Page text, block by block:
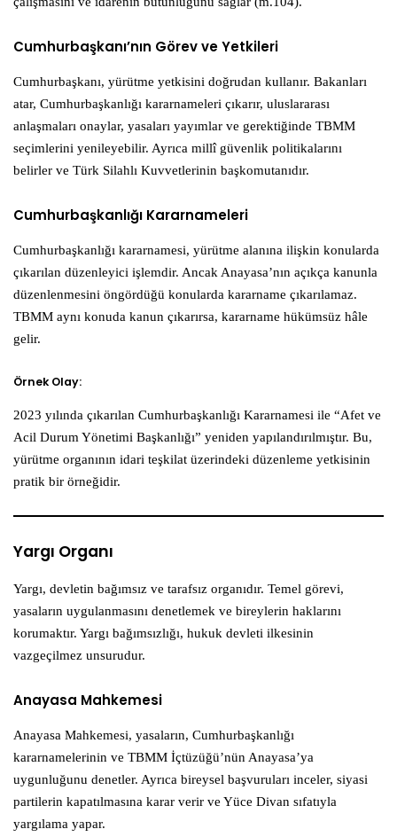
Cumhurbaşkanı’nın Görev ve Yetkileri
Cumhurbaşkanı, yürütme yetkisini doğrudan kullanır. Bakanları
atar, Cumhurbaşkanlığı kararnameleri çıkarır, uluslararası
anlaşmaları onaylar, yasaları yayımlar ve gerektiğinde TBMM
seçimlerini yenileyebilir. Ayrıca millî güvenlik politikalarını
belirler ve Türk Silahlı Kuvvetlerinin başkomutanıdır.
Cumhurbaşkanlığı Kararnameleri
Cumhurbaşkanlığı kararnamesi, yürütme alanına ilişkin konularda
çıkarılan düzenleyici işlemdir. Ancak Anayasa’nın açıkça kanunla
düzenlenmesini öngördüğü konularda kararname çıkarılamaz.
TBMM aynı konuda kanun çıkarırsa, kararname hükümsüz hâle
gelir.
Örnek Olay:
2023 yılında çıkarılan Cumhurbaşkanlığı Kararnamesi ile “Afet ve
Acil Durum Yönetimi Başkanlığı” yeniden yapılandırılmıştır. Bu,
yürütme organının idari teşkilat üzerindeki düzenleme yetkisinin
pratik bir örneğidir.
Yargı Organı
Yargı, devletin bağımsız ve tarafsız organıdır. Temel görevi,
yasaların uygulanmasını denetlemek ve bireylerin haklarını
korumaktır. Yargı bağımsızlığı, hukuk devleti ilkesinin
vazgeçilmez unsurudur.
Anayasa Mahkemesi
Anayasa Mahkemesi, yasaların, Cumhurbaşkanlığı
kararnamelerinin ve TBMM İçtüzüğü’nün Anayasa’ya
uygunluğunu denetler. Ayrıca bireysel başvuruları inceler, siyasi
partilerin kapatılmasına karar verir ve Yüce Divan sıfatıyla
yargılama yapar.